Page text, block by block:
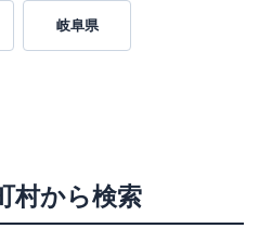
岐阜県
村から検索